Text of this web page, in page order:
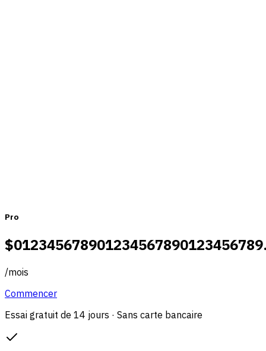
Pro
$012345678901234567890123456789
/mois
Commencer
Essai gratuit de 14 jours · Sans carte bancaire